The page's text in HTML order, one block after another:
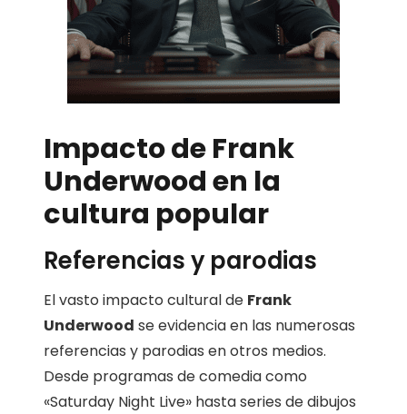
Impacto de Frank
Underwood en la
cultura popular
Referencias y parodias
El vasto impacto cultural de Frank
Underwood se evidencia en las numerosas
referencias y parodias en otros medios.
Desde programas de comedia como
«Saturday Night Live» hasta series de dibujos